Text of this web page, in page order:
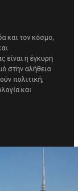
και τον κόσμο,
είναι η έγκυρη
στην αλήθεια
πολιτική,
και